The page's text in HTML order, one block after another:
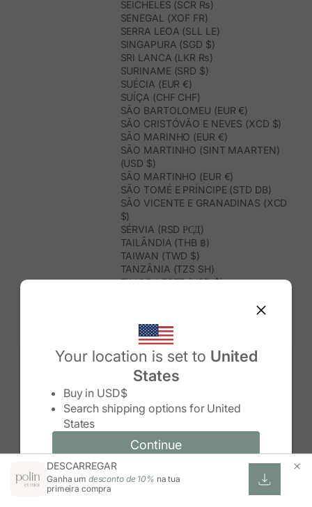
Your location is set to United
States
Buy in USD$
Search shipping options for United
States
Continue
Change country/region and language
Change country/region
Continue
SEICHELES (SCR ₨)
SENEGAL (XOF FR)
SERRA LEOA (SLL LE)
SINGAPURA (SGD $)
SRI LANCA (LKR ₨)
SURINAME (SRD $)
SUÉCIA (EUR €)
SUÍÇA (CHF CHF)
SÃO BARTOLOMEU (EUR €)
SÃO CRISTÓVÃO E NEVES (XCD $)
SÃO MARINHO (EUR €)
SÃO MARTINHO (SINT MAARTEN)
(USD $)
SÃO MARTINHO (EUR €)
SÃO TOMÉ E PRÍNCIPE (STD DB)
SÃO VICENTE E GRANADINAS (XCD
$)
SÉRVIA (RSD РСД)
TAILÂNDIA (THB ฿)
TAIWAN (TWD $)
TANZÂNIA (TZS SH)
TIMOR-LESTE (USD $)
TRINDADE E TOBAGO (TTD $)
TUNÍSIA (USD $)
TURQUEMENISTÃO (USD $)
TURQUIA (TRY ₺)
TUVALU (AUD $)
UGANDA (UGX USH)
URUGUAI (UYU $U)
USBEQUISTÃO (UZS SO'M)
VENEZUELA (USD $)
VIETNAME (VND ₫)
WALLIS E FUTUNA (XPF FR)
ZIMBABUÉ (USD $)
DESCARREGAR
Ganha um desconto de 10% na tua
primeira compra